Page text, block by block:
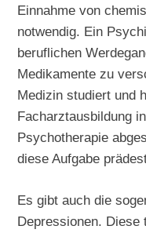
Einnahme von
notwendig. Ein
beruflichen
Medikamente zu
Medizin studiert und
Facharztausbildung
Psychotherapie
diese Aufgabe
Es gibt auch die
Depressionen.